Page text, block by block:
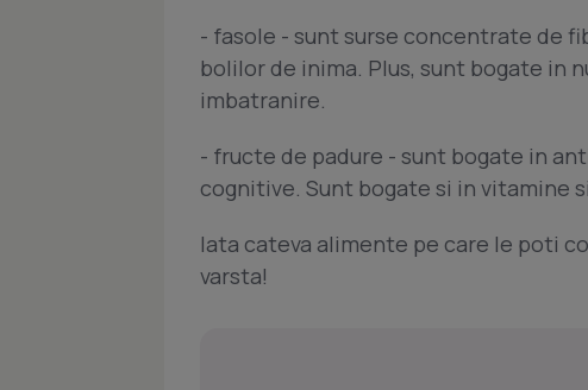
- fasole - sunt surse concentrate de
bolilor de inima. Plus, sunt bogate in
imbatranire.
- fructe de padure - sunt bogate in
cognitive. Sunt bogate si in vitamine
Iata cateva alimente pe care le poti
varsta!